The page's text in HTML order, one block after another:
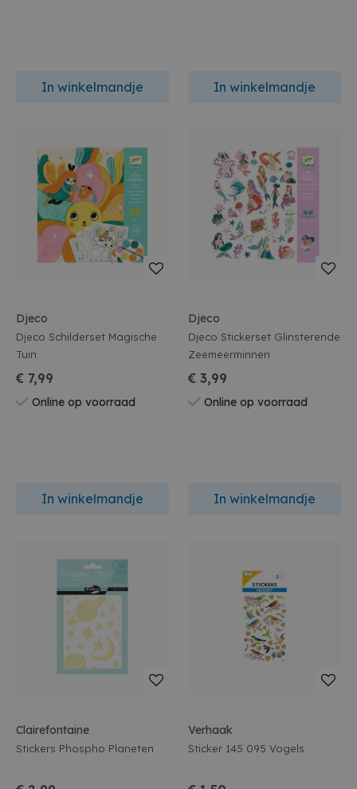
In winkelmandje In winkelmandje
Djeco
Djeco Schilderset Magische
Tuin
€ 7,99
Online op voorraad
In winkelmandje
Djeco
Djeco Stickerset Glinsterende
Zeemeerminnen
€ 3,99
Online op voorraad
In winkelmandje
Clairefontaine
Stickers Phospho Planeten
Verhaak
Sticker 145 095 Vogels